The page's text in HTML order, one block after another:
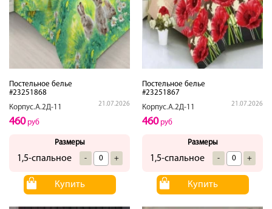
Постельное белье
#23251868
Корпус.А.2Д-11
21.07.2026
460руб
Размеры
1,5-спальное - +
Купить
Постельное белье
#23251867
Корпус.А.2Д-11
21.07.2026
460руб
Размеры
1,5-спальное - +
Купить